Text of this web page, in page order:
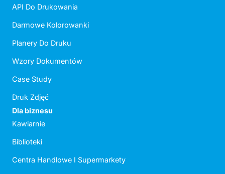
API Do Drukowania
Darmowe Kolorowanki
Planery Do Druku
Wzory Dokumentów
Case Study
Druk Zdjęć
Dla biznesu
Kawiarnie
Biblioteki
Centra Handlowe I Supermarkety